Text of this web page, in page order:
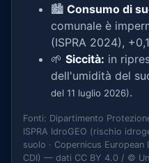
🏙️ Consumo di
comunale è
(ISPRA 2024),
🌱 Siccità: in
dell'umidità del
del 11 luglio 2026).
Fonti: Dipartimento
ISPRA IdroGEO (rischio
suolo · Copernicus
CDI) — dati CC BY 4.0 / ©